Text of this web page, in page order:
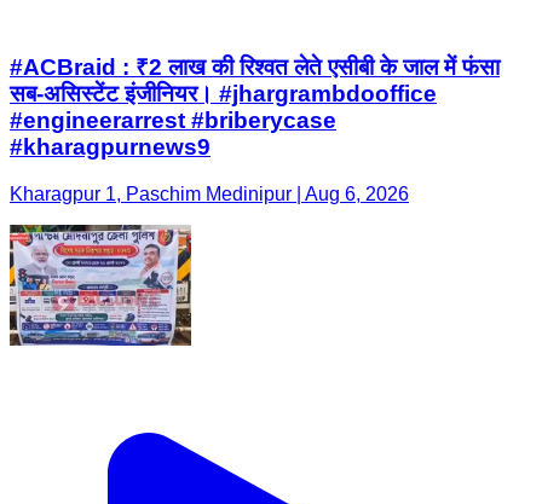
#ACBraid : ₹2 लाख की रिश्वत लेते एसीबी के जाल में फंसा
सब-असिस्टेंट इंजीनियर। #jhargrambdooffice
#engineerarrest #briberycase
#kharagpurnews9
Kharagpur 1, Paschim Medinipur | Aug 6, 2026